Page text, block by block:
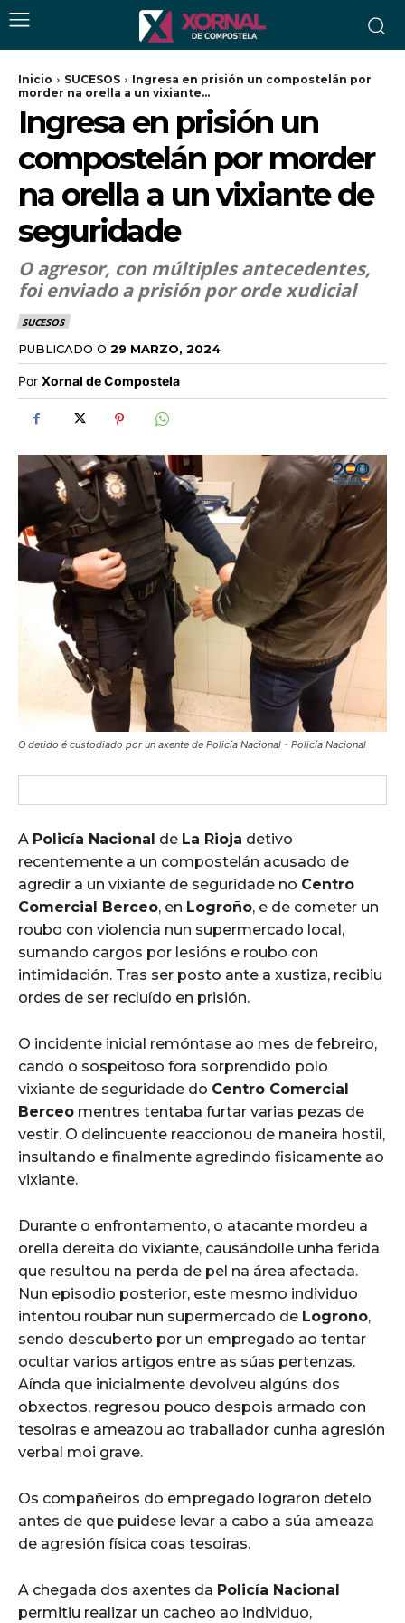
Inicio SUCESOS
Ingresa en prisión un compostelán por
morder na orella a un vixiante...
Ingresa en prisión un
compostelán por morder
na orella a un vixiante de
seguridade
O agresor, con múltiples antecedentes,
foi enviado a prisión por orde xudicial
SUCESOS
PUBLICADO O 29 MARZO, 2024
Por Xornal de Compostela
O detido é custodiado por un axente de Policía Nacional - Policía Nacional
A Policía Nacional de La Rioja detivo
recentemente a un compostelán acusado de
agredir a un vixiante de seguridade no Centro
Comercial Berceo, en Logroño, e de cometer un
roubo con violencia nun supermercado local,
sumando cargos por lesións e roubo con
intimidación. Tras ser posto ante a xustiza, recibiu
ordes de ser recluído en prisión.
O incidente inicial remóntase ao mes de febreiro,
cando o sospeitoso fora sorprendido polo
vixiante de seguridade do Centro Comercial
Berceo mentres tentaba furtar varias pezas de
vestir. O delincuente reaccionou de maneira hostil,
insultando e finalmente agredindo fisicamente ao
vixiante.
Durante o enfrontamento, o atacante mordeu a
orella dereita do vixiante, causándolle unha ferida
que resultou na perda de pel na área afectada.
Nun episodio posterior, este mesmo individuo
intentou roubar nun supermercado de Logroño,
sendo descuberto por un empregado ao tentar
ocultar varios artigos entre as súas pertenzas.
Aínda que inicialmente devolveu algúns dos
obxectos, regresou pouco despois armado con
tesoiras e ameazou ao traballador cunha agresión
verbal moi grave.
Os compañeiros do empregado lograron detelo
antes de que puidese levar a cabo a súa ameaza
de agresión física coas tesoiras.
A chegada dos axentes da Policía Nacional
permitiu realizar un cacheo ao individuo,